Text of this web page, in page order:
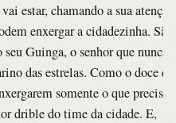
estar, chamando a sua
enxergar a cidadezinha. São
Guinga, o senhor que nunca
das estrelas. Como o doce
somente o que
drible do time da cidade. E,